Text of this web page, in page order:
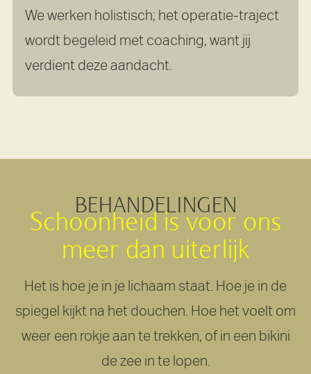
We werken holistisch; het operatie-traject
wordt begeleid met coaching, want jij
verdient deze aandacht.
BEHANDELINGEN
Schoonheid is voor ons
meer dan uiterlijk
Het is hoe je in je lichaam staat. Hoe je in de
spiegel kijkt na het douchen. Hoe het voelt om
weer een rokje aan te trekken, of in een bikini
de zee in te lopen.